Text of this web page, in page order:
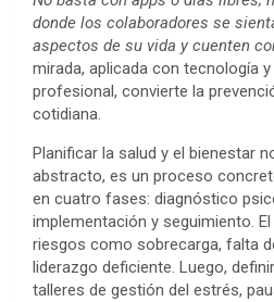
donde los colaboradores se
aspectos de su vida y cuenten
mirada, aplicada con tecnología
profesional, convierte la
cotidiana.
Planificar la salud y el bienestar
abstracto, es un proceso
en cuatro fases: diagnóstico
implementación y seguimiento.
riesgos como sobrecarga, falta
liderazgo deficiente. Luego,
talleres de gestión del estrés,